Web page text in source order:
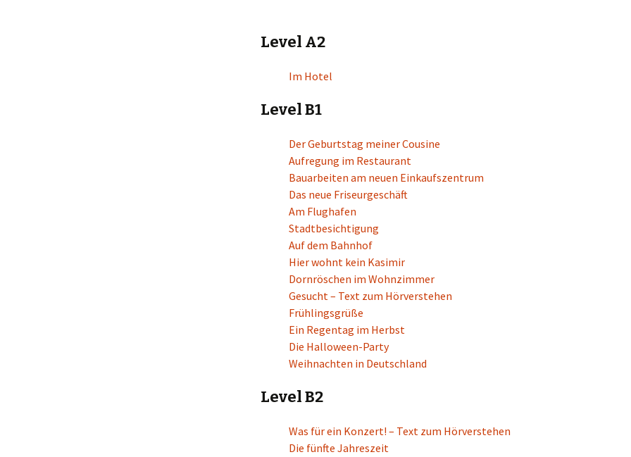
Level A2
Im Hotel
Level B1
Der Geburtstag meiner Cousine
Aufregung im Restaurant
Bauarbeiten am neuen Einkaufszentrum
Das neue Friseurgeschäft
Am Flughafen
Stadtbesichtigung
Auf dem Bahnhof
Hier wohnt kein Kasimir
Dornröschen im Wohnzimmer
Gesucht – Text zum Hörverstehen
Frühlingsgrüße
Ein Regentag im Herbst
Die Halloween-Party
Weihnachten in Deutschland
Level B2
Was für ein Konzert! – Text zum Hörverstehen
Die fünfte Jahreszeit